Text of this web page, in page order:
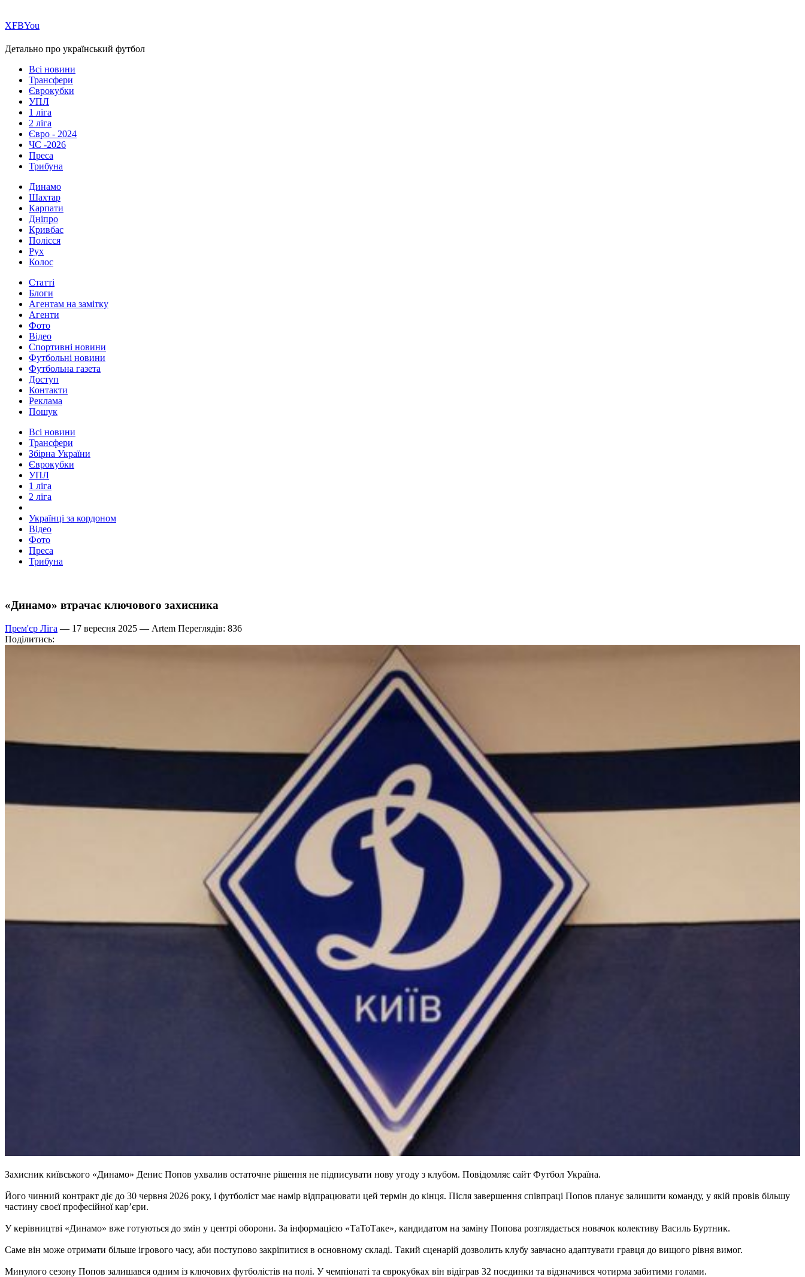
ХFBYou
Детально про український футбол
Всі новини
Трансфери
Єврокубки
УПЛ
1 ліга
2 ліга
Євро - 2024
ЧС -2026
Преса
Трибуна
Динамо
Шахтар
Карпати
Дніпро
Кривбас
Полісся
Рух
Колос
Статті
Блоги
Агентам на замітку
Агенти
Фото
Відео
Спортивні новини
Футбольні новини
Футбольна газета
Доступ
Контакти
Реклама
Пошук
Всі новини
Трансфери
Збірна України
Єврокубки
УПЛ
1 ліга
2 ліга
Українці за кордоном
Відео
Фото
Преса
Трибуна
«Динамо» втрачає ключового захисника
Прем'єр Ліга — 17 вересня 2025 — Artem Переглядів: 836
Поділитись:
Захисник київського «Динамо» Денис Попов ухвалив остаточне рішення не підписувати нову угоду з клубом. Повідомляє сайт Футбол Україна.
Його чинний контракт діє до 30 червня 2026 року, і футболіст має намір відпрацювати цей термін до кінця. Після завершення співпраці Попов планує залишити команду, у якій провів більшу
частину своєї професійної кар’єри.
У керівництві «Динамо» вже готуються до змін у центрі оборони. За інформацією «ТаТоТаке», кандидатом на заміну Попова розглядається новачок колективу Василь Буртник.
Саме він може отримати більше ігрового часу, аби поступово закріпитися в основному складі. Такий сценарій дозволить клубу завчасно адаптувати гравця до вищого рівня вимог.
Минулого сезону Попов залишався одним із ключових футболістів на полі. У чемпіонаті та єврокубках він відіграв 32 поєдинки та відзначився чотирма забитими голами.